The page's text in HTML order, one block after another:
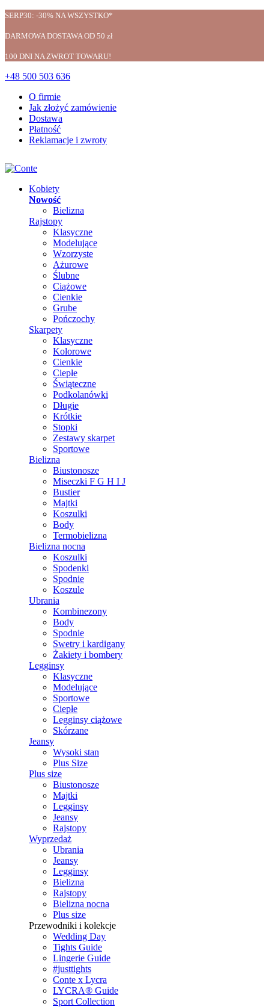
SERP30: -30% NA WSZYSTKO*
DARMOWA DOSTAWA OD 50 zł
100 DNI NA ZWROT TOWARU!
+48 500 503 636
O firmie
Jak złożyć zamówienie
Dostawa
Płatność
Reklamacje i zwroty
Kobiety
Nowość
Bielizna
Rajstopy
Klasyczne
Modelujące
Wzorzyste
Ażurowe
Ślubne
Ciążowe
Cienkie
Grube
Pończochy
Skarpety
Klasyczne
Kolorowe
Cienkie
Ciepłe
Świąteczne
Podkolanówki
Długie
Krótkie
Stopki
Zestawy skarpet
Sportowe
Bielizna
Biustonosze
Miseczki F G H I J
Bustier
Majtki
Koszulki
Body
Termobielizna
Bielizna nocna
Koszulki
Spodenki
Spodnie
Koszule
Ubrania
Kombinezony
Body
Spodnie
Swetry i kardigany
Żakiety i bombery
Legginsy
Klasyczne
Modelujące
Sportowe
Ciepłe
Legginsy ciążowe
Skórzane
Jeansy
Wysoki stan
Plus Size
Plus size
Biustonosze
Majtki
Legginsy
Jeansy
Rajstopy
Wyprzedaż
Ubrania
Jeansy
Legginsy
Bielizna
Rajstopy
Bielizna nocna
Plus size
Przewodniki i kolekcje
Wedding Day
Tights Guide
Lingerie Guide
#justtights
Conte x Lycra
LYCRA® Guide
Sport Сollection